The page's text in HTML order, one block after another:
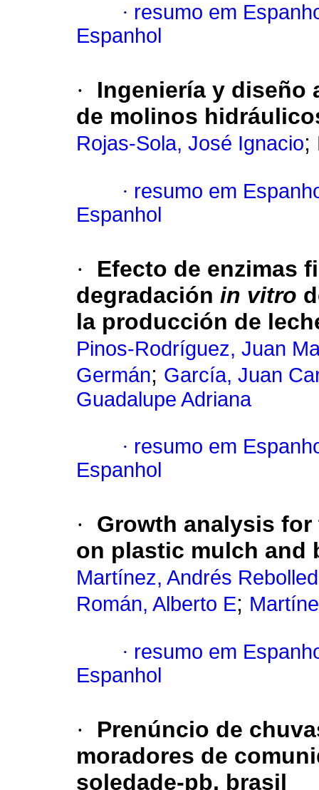
· resumo em
Espanhol
·
Ingeniería y diseño
de molinos
Rojas-Sola, José Ignacio;
· resumo em
Espanhol
·
Efecto de enzimas
degradación in vitro
la producción de
Pinos-Rodríguez, Juan
Germán; García, Juan
Guadalupe Adriana
· resumo em
Espanhol
·
Growth analysis
on plastic mulch and
Martínez, Andrés
Román, Alberto E;
· resumo em
Espanhol
·
Prenúncio de
moradores de
soledade-pb, brasil